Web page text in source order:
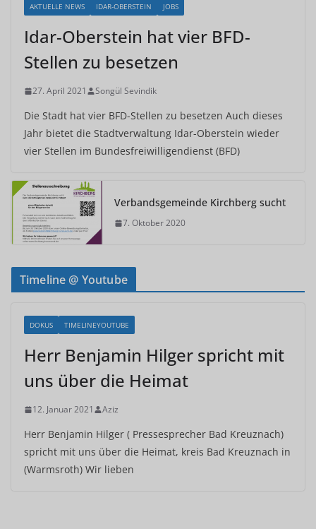
AKTUELLE NEWS IDAR-OBERSTEIN JOBS
Idar-Oberstein hat vier BFD-
Stellen zu besetzen
27. April 2021 Songül Sevindik
Die Stadt hat vier BFD-Stellen zu besetzen Auch dieses
Jahr bietet die Stadtverwaltung Idar-Oberstein wieder
vier Stellen im Bundesfreiwilligendienst (BFD)
Verbandsgemeinde Kirchberg sucht
7. Oktober 2020
Timeline @ Youtube
DOKUS TIMELINEYOUTUBE
Herr Benjamin Hilger spricht mit
uns über die Heimat
12. Januar 2021 Aziz
Herr Benjamin Hilger ( Pressesprecher Bad Kreuznach)
spricht mit uns über die Heimat, kreis Bad Kreuznach in
(Warmsroth) Wir lieben